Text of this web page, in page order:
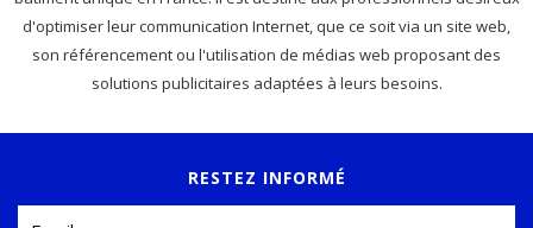
d'optimiser leur communication Internet, que ce soit via un site web,
son référencement ou l'utilisation de médias web proposant des
solutions publicitaires adaptées à leurs besoins.
RESTEZ INFORMÉ